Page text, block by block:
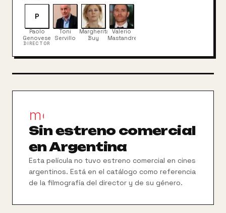
sería el mundo sin ellos y ayudarlos a encontrar un
nuevo sentido a sus vidas.
P
Paolo
Genovese
DIRECTOR
Toni
Servillo
Margherita
Buy
Valerio
Mastandrea
movie_filter
Sin estreno comercial
en Argentina
Esta película no tuvo estreno comercial en cines
argentinos. Está en el catálogo como referencia
de la filmografía del director y de su género.